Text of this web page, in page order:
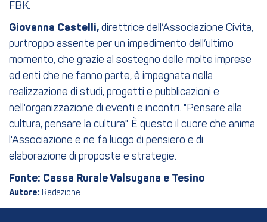
FBK.
Giovanna Castelli, direttrice dell’Associazione Civita,
purtroppo assente per un impedimento dell’ultimo
momento, che grazie al sostegno delle molte imprese
ed enti che ne fanno parte, è impegnata nella
realizzazione di studi, progetti e pubblicazioni e
nell'organizzazione di eventi e incontri. "Pensare alla
cultura, pensare la cultura". È questo il cuore che anima
l'Associazione e ne fa luogo di pensiero e di
elaborazione di proposte e strategie.
Fonte: Cassa Rurale Valsugana e Tesino
Autore: Redazione